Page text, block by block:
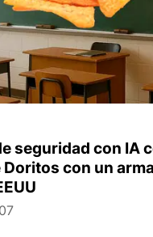
seguridad con IA
Doritos con un